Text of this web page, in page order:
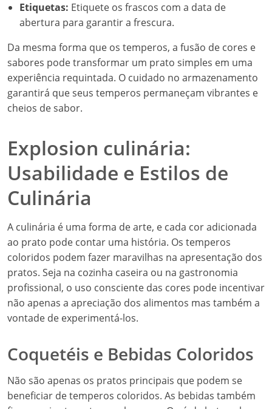
Etiquetas: Etiquete os frascos com a data de
abertura para garantir a frescura.
Da mesma forma que os temperos, a fusão de cores e
sabores pode transformar um prato simples em uma
experiência requintada. O cuidado no armazenamento
garantirá que seus temperos permaneçam vibrantes e
cheios de sabor.
Explosion culinária:
Usabilidade e Estilos de
Culinária
A culinária é uma forma de arte, e cada cor adicionada
ao prato pode contar uma história. Os temperos
coloridos podem fazer maravilhas na apresentação dos
pratos. Seja na cozinha caseira ou na gastronomia
profissional, o uso consciente das cores pode incentivar
não apenas a apreciação dos alimentos mas também a
vontade de experimentá-los.
Coquetéis e Bebidas Coloridos
Não são apenas os pratos principais que podem se
beneficiar de temperos coloridos. As bebidas também